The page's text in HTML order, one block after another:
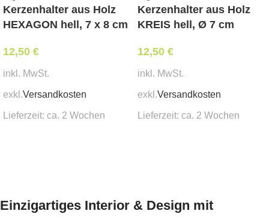
Kerzenhalter aus Holz
HEXAGON hell, 7 x 8 cm
12,50 €
inkl. MwSt.
exkl.Versandkosten
Lieferzeit: ca. 2 Wochen
Kerzenhalter aus Holz
KREIS hell, Ø 7 cm
12,50 €
inkl. MwSt.
exkl.Versandkosten
Lieferzeit: ca. 2 Wochen
Einzigartiges Interior & Design mit